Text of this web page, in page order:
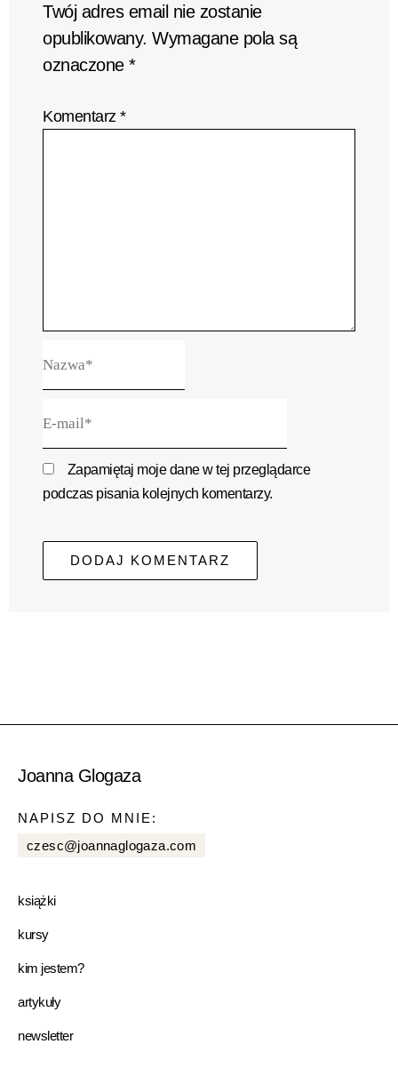
Twój adres email nie zostanie
opublikowany. Wymagane pola są
oznaczone*
Komentarz*
mail*
Zapamiętaj moje dane w tej przeglądarce
podczas pisania kolejnych komentarzy.
Joanna Glogaza
NAPISZ DO MNIE:
czesc@joannaglogaza.com
książki
kursy
kim jestem?
artykuły
newsletter